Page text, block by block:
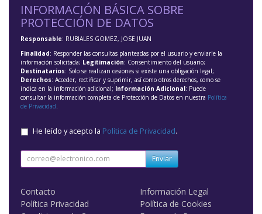
INFORMACIÓN BÁSICA SOBRE
PROTECCIÓN DE DATOS
Responsable: RUBIALES GOMEZ, JOSE JUAN
Finalidad: Responder las consultas planteadas por el usuario y enviarle la
información solicitada; Legitimación: Consentimiento del usuario;
Destinatarios: Solo se realizan cesiones si existe una obligación legal;
Derechos: Acceder, rectificar y suprimir, así como otros derechos, como se
indica en la información adicional; Información Adicional: Puede
consultar la información completa de Protección de Datos en nuestra Política
de Privacidad
He leído y acepto la Política de Privacidad.
Enviar
Contacto
Información Legal
Política Privacidad
Política de Cookies